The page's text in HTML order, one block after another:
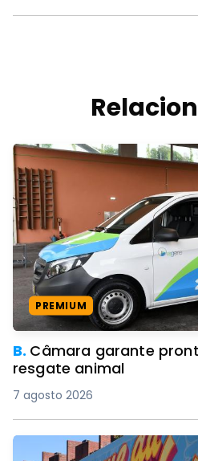
PREMIUM
B. Câmara garante
resgate animal
7 agosto 2026